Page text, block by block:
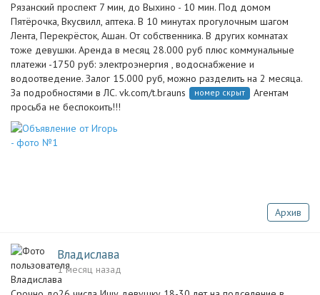
Рязанский проспект 7 мин, до Выхино - 10 мин. Под домом
Пятёрочка, Вкусвилл, аптека. В 10 минутах прогулочным шагом
Лента, Перекрёсток, Ашан. От собственника. В других комнатах
тоже девушки. Аренда в месяц 28.000 руб плюс коммунальные
платежи -1750 руб: электроэнергия , водоснабжение и
водоотведение. Залог 15.000 руб, можно разделить на 2 месяца.
За подробностями в ЛС. vk.com/t.brauns
номер скрыт
Агентам
просьба не беспокоить!!!
Архив
Владислава
1 месяц назад